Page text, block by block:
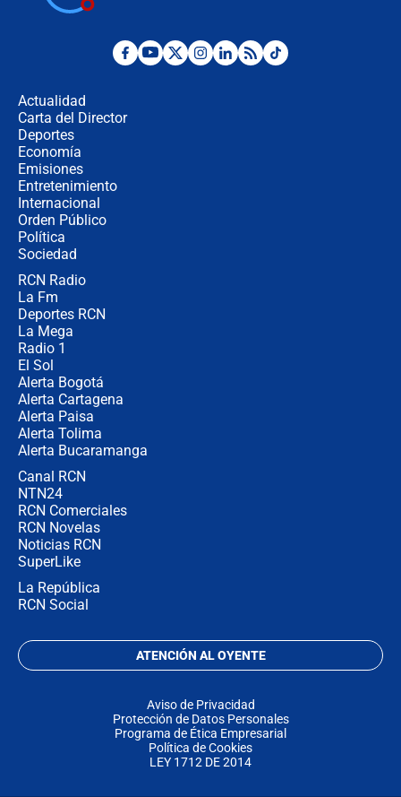
Desde dermatitis hasta infecciones:
Actualidad
Carta del Director
Deportes
Economía
Emisiones
Entretenimiento
Internacional
Orden Público
Política
Sociedad
RCN Radio
La Fm
Deportes RCN
La Mega
Radio 1
El Sol
Alerta Bogotá
Alerta Cartagena
Alerta Paisa
Alerta Tolima
Alerta Bucaramanga
Canal RCN
NTN24
RCN Comerciales
RCN Novelas
Noticias RCN
SuperLike
La República
RCN Social
ATENCIÓN AL OYENTE
Aviso de Privacidad
Protección de Datos Personales
Programa de Ética Empresarial
Política de Cookies
LEY 1712 DE 2014